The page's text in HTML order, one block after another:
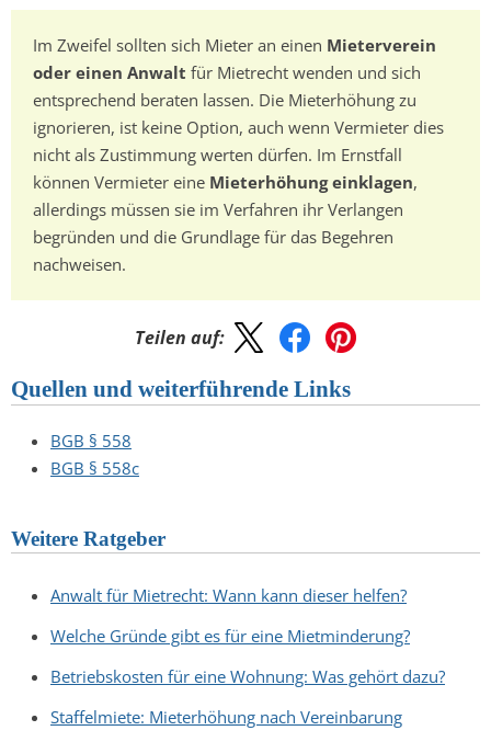
Im Zweifel sollten sich Mieter an einen Mieterverein
oder einen Anwalt für Mietrecht wenden und sich
entsprechend beraten lassen. Die Mieterhöhung zu
ignorieren, ist keine Option, auch wenn Vermieter dies
nicht als Zustimmung werten dürfen. Im Ernstfall
können Vermieter eine Mieterhöhung einklagen,
allerdings müssen sie im Verfahren ihr Verlangen
begründen und die Grundlage für das Begehren
nachweisen.
Teilen auf:
Quellen und weiterführende Links
BGB § 558
BGB § 558c
Weitere Ratgeber
Anwalt für Mietrecht: Wann kann dieser helfen?
Welche Gründe gibt es für eine Mietminderung?
Betriebskosten für eine Wohnung: Was gehört dazu?
Staffelmiete: Mieterhöhung nach Vereinbarung